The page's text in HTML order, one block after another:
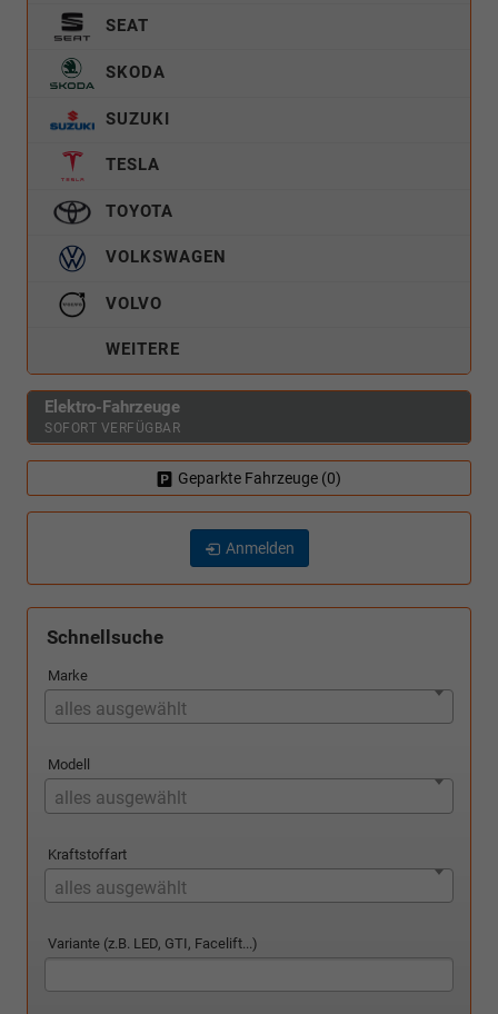
SEAT
SKODA
SUZUKI
TESLA
TOYOTA
VOLKSWAGEN
VOLVO
WEITERE
Elektro-Fahrzeuge
SOFORT VERFÜGBAR
Geparkte Fahrzeuge (0)
Anmelden
Schnellsuche
Marke
alles ausgewählt
Modell
alles ausgewählt
Kraftstoffart
alles ausgewählt
Variante (z.B. LED, GTI, Facelift...)